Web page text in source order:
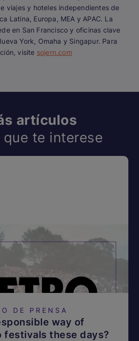
viajes y hoteles independientes de
Latina, Europa, MEA y APAC. La
en San Francisco y oficinas clave
York, Omaha y Singapur. Para
visite sojern.com
artículos
que te interese
DE PRENSA
way of
festivals these days?